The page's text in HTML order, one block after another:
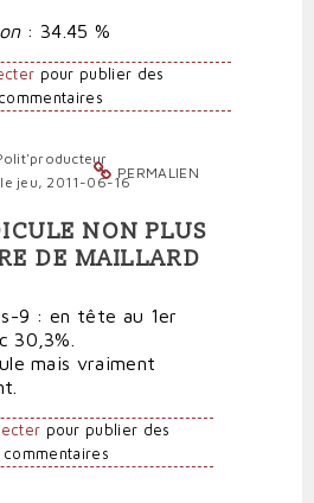
: 34.45 %
pour publier des
commentaires
PERMALIEN
le jeu, 2011-06-16
NON PLUS
DE MAILLARD
9 : en tête au 1er
30,3%.
mais vraiment
pour publier des
commentaires